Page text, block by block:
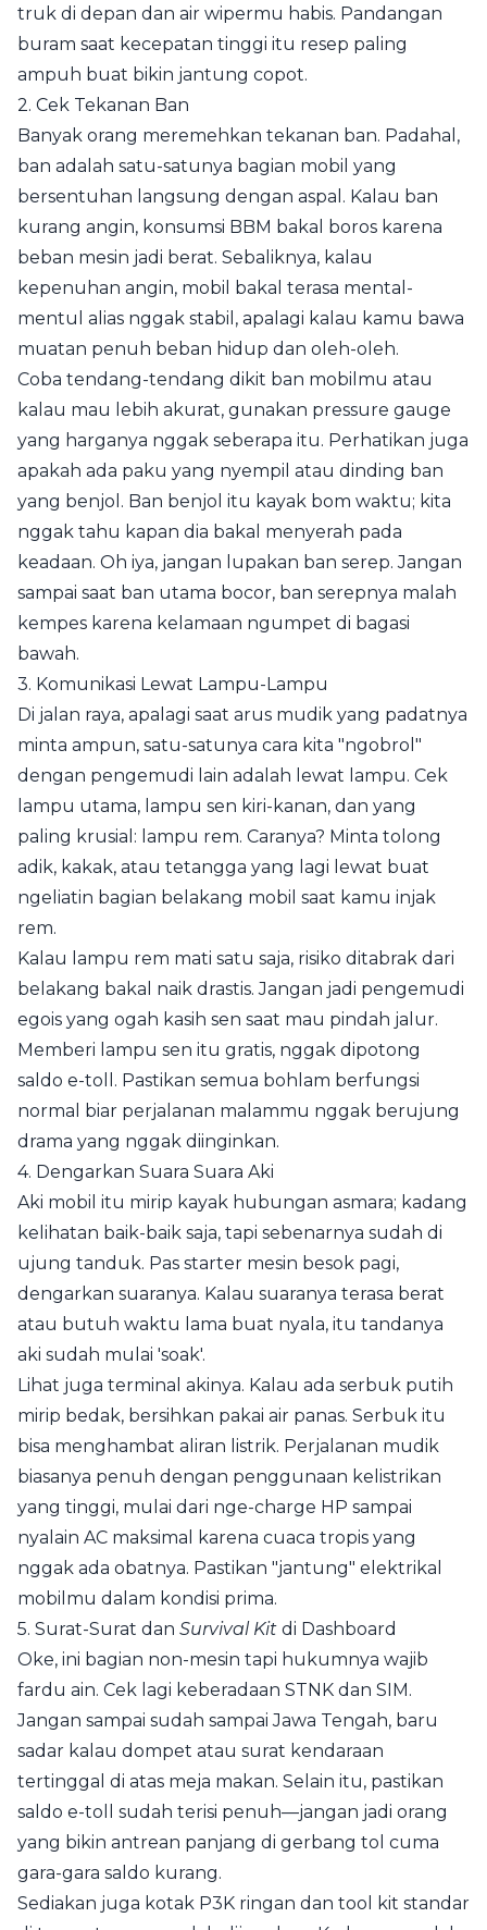
truk di depan dan air wipermu habis. Pandangan
buram saat kecepatan tinggi itu resep paling
ampuh buat bikin jantung copot.
2. Cek Tekanan Ban
Banyak orang meremehkan tekanan ban. Padahal,
ban adalah satu-satunya bagian mobil yang
bersentuhan langsung dengan aspal. Kalau ban
kurang angin, konsumsi BBM bakal boros karena
beban mesin jadi berat. Sebaliknya, kalau
kepenuhan angin, mobil bakal terasa mental-
mentul alias nggak stabil, apalagi kalau kamu bawa
muatan penuh beban hidup dan oleh-oleh.
Coba tendang-tendang dikit ban mobilmu atau
kalau mau lebih akurat, gunakan pressure gauge
yang harganya nggak seberapa itu. Perhatikan juga
apakah ada paku yang nyempil atau dinding ban
yang benjol. Ban benjol itu kayak bom waktu; kita
nggak tahu kapan dia bakal menyerah pada
keadaan. Oh iya, jangan lupakan ban serep. Jangan
sampai saat ban utama bocor, ban serepnya malah
kempes karena kelamaan ngumpet di bagasi
bawah.
3. Komunikasi Lewat Lampu-Lampu
Di jalan raya, apalagi saat arus mudik yang padatnya
minta ampun, satu-satunya cara kita "ngobrol"
dengan pengemudi lain adalah lewat lampu. Cek
lampu utama, lampu sen kiri-kanan, dan yang
paling krusial: lampu rem. Caranya? Minta tolong
adik, kakak, atau tetangga yang lagi lewat buat
ngeliatin bagian belakang mobil saat kamu injak
rem.
Kalau lampu rem mati satu saja, risiko ditabrak dari
belakang bakal naik drastis. Jangan jadi pengemudi
egois yang ogah kasih sen saat mau pindah jalur.
Memberi lampu sen itu gratis, nggak dipotong
saldo e-toll. Pastikan semua bohlam berfungsi
normal biar perjalanan malammu nggak berujung
drama yang nggak diinginkan.
4. Dengarkan Suara Suara Aki
Aki mobil itu mirip kayak hubungan asmara; kadang
kelihatan baik-baik saja, tapi sebenarnya sudah di
ujung tanduk. Pas starter mesin besok pagi,
dengarkan suaranya. Kalau suaranya terasa berat
atau butuh waktu lama buat nyala, itu tandanya
aki sudah mulai 'soak'.
Lihat juga terminal akinya. Kalau ada serbuk putih
mirip bedak, bersihkan pakai air panas. Serbuk itu
bisa menghambat aliran listrik. Perjalanan mudik
biasanya penuh dengan penggunaan kelistrikan
yang tinggi, mulai dari nge-charge HP sampai
nyalain AC maksimal karena cuaca tropis yang
nggak ada obatnya. Pastikan "jantung" elektrikal
mobilmu dalam kondisi prima.
5. Surat-Surat dan Survival Kit di Dashboard
Oke, ini bagian non-mesin tapi hukumnya wajib
fardu ain. Cek lagi keberadaan STNK dan SIM.
Jangan sampai sudah sampai Jawa Tengah, baru
sadar kalau dompet atau surat kendaraan
tertinggal di atas meja makan. Selain itu, pastikan
saldo e-toll sudah terisi penuh—jangan jadi orang
yang bikin antrean panjang di gerbang tol cuma
gara-gara saldo kurang.
Sediakan juga kotak P3K ringan dan tool kit standar